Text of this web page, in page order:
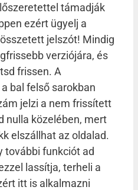
támadják
ezért ügyelj a
jelszót! Mindig
verziójára, és
frissen. A
bal felső sarokban
jelzi a nem frissített
nulla közelében, mert
elszállhat az oldalad.
további funkciót ad
lassítja, terheli a
itt is alkalmazni